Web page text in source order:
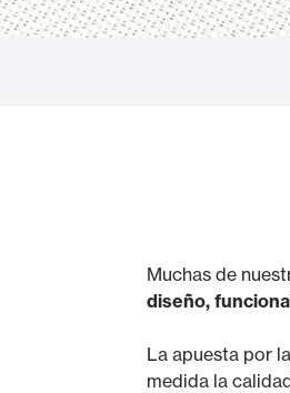
Muchas de
diseño,
La apuesta por
medida la